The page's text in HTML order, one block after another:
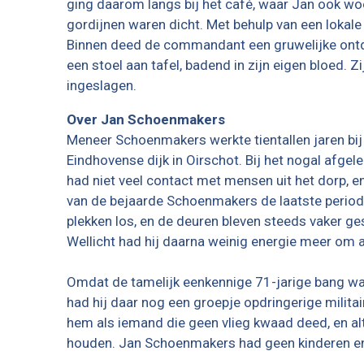
ging daarom langs bij het café, waar Jan ook
gordijnen waren dicht. Met behulp van een
Binnen deed de commandant een gruwelijke
een stoel aan tafel, badend in zijn eigen bloed.
ingeslagen.
Over Jan Schoenmakers
Meneer Schoenmakers werkte tientallen jaren
Eindhovense dijk in Oirschot. Bij het nogal
had niet veel contact met mensen uit het dorp,
van de bejaarde Schoenmakers de laatste
plekken los, en de deuren bleven steeds vaker
Wellicht had hij daarna weinig energie meer om
Omdat de tamelijk eenkennige 71-jarige bang
had hij daar nog een groepje opdringerige
hem als iemand die geen vlieg kwaad deed,
houden. Jan Schoenmakers had geen kinderen